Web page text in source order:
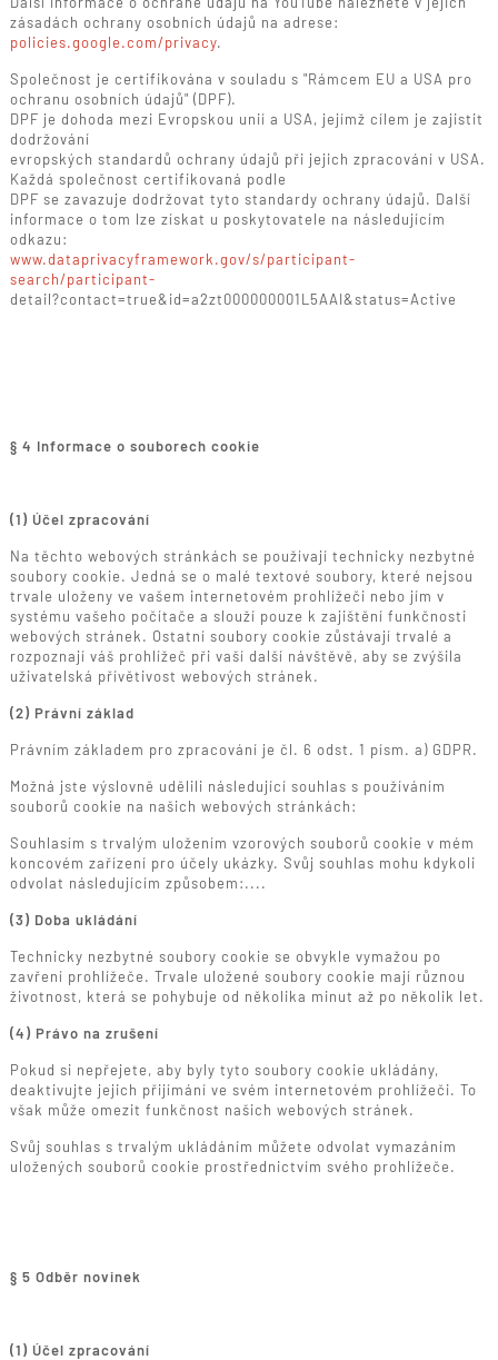
zásadách ochrany osobních údajů na adrese:
policies.google.com/privacy.
Společnost je certifikována v souladu s "Rámcem EU a USA pro
ochranu osobních údajů" (DPF).
DPF je dohoda mezi Evropskou unií a USA, jejímž cílem je zajistit
dodržování
evropských standardů ochrany údajů při jejich zpracování v USA.
Každá společnost certifikovaná podle
DPF se zavazuje dodržovat tyto standardy ochrany údajů. Další
informace o tom lze získat u poskytovatele na následujícím
odkazu:
www.dataprivacyframework.gov/s/participant-
search/participant-
detail?contact=true&id=a2zt000000001L5AAI&status=Active
§ 4 Informace o souborech cookie
(1) Účel zpracování
Na těchto webových stránkách se používají technicky nezbytné
soubory cookie. Jedná se o malé textové soubory, které nejsou
trvale uloženy ve vašem internetovém prohlížeči nebo jím v
systému vašeho počítače a slouží pouze k zajištění funkčnosti
webových stránek. Ostatní soubory cookie zůstávají trvalé a
rozpoznají váš prohlížeč při vaší další návštěvě, aby se zvýšila
uživatelská přívětivost webových stránek.
(2) Právní základ
Právním základem pro zpracování je čl. 6 odst. 1 písm. a) GDPR.
Možná jste výslovně udělili následující souhlas s používáním
souborů cookie na našich webových stránkách:
Souhlasím s trvalým uložením vzorových souborů cookie v mém
koncovém zařízení pro účely ukázky. Svůj souhlas mohu kdykoli
odvolat následujícím způsobem:....
(3) Doba ukládání
Technicky nezbytné soubory cookie se obvykle vymažou po
zavření prohlížeče. Trvale uložené soubory cookie mají různou
životnost, která se pohybuje od několika minut až po několik let.
(4) Právo na zrušení
Pokud si nepřejete, aby byly tyto soubory cookie ukládány,
deaktivujte jejich přijímání ve svém internetovém prohlížeči. To
však může omezit funkčnost našich webových stránek.
Svůj souhlas s trvalým ukládáním můžete odvolat vymazáním
uložených souborů cookie prostřednictvím svého prohlížeče.
§ 5 Odběr novinek
(1) Účel zpracování